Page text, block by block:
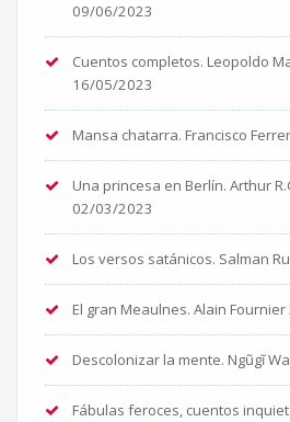
09/06/2023
Cuentos completos. Leopoldo
16/05/2023
Mansa chatarra. Francisco
Una princesa en Berlín. Arthur
02/03/2023
Los versos satánicos. Salman
El gran Meaulnes. Alain Fournier
Descolonizar la mente. Ngũgĩ
Fábulas feroces, cuentos